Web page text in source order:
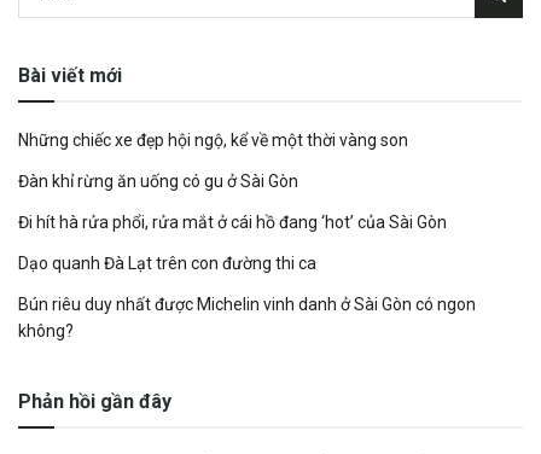
Bài viết mới
Những chiếc xe đẹp hội ngộ, kể về một thời vàng son
Đàn khỉ rừng ăn uống có gu ở Sài Gòn
Đi hít hà rửa phổi, rửa mắt ở cái hồ đang ‘hot’ của Sài Gòn
Dạo quanh Đà Lạt trên con đường thi ca
Bún riêu duy nhất được Michelin vinh danh ở Sài Gòn có ngon
không?
Phản hồi gần đây